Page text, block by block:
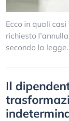
Ecco in quali
richiesto
secondo la legge.
Il